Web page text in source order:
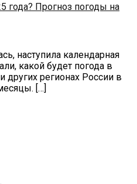
года? Прогноз погоды на
наступила календарная
какой будет погода в
других регионах России в
[…]